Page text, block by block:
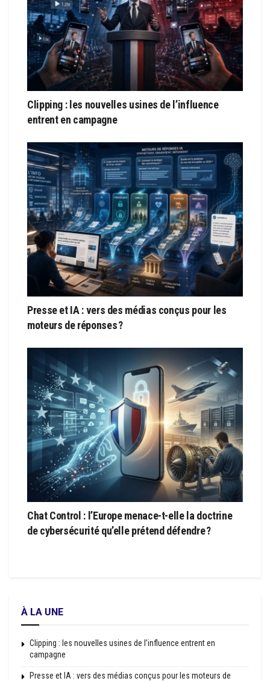
Clipping : les nouvelles usines de l’influence
entrent en campagne
Presse et IA : vers des médias conçus pour les
moteurs de réponses ?
Chat Control : l’Europe menace-t-elle la doctrine
de cybersécurité qu’elle prétend défendre ?
À LA UNE
Clipping : les nouvelles usines de l’influence entrent en
campagne
Presse et IA : vers des médias conçus pour les moteurs de